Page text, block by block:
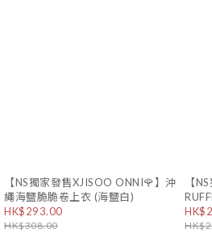
【NS獨家發售XJISOO ONNI🌹】沖
繩海鹽脆脆卷上衣 (海鹽白)
HK$293.00
HK$308.00
【